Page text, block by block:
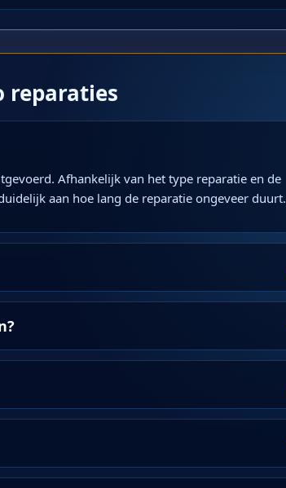
reparaties
Afhankelijk van het type reparatie en de
aan hoe lang de reparatie ongeveer duurt.